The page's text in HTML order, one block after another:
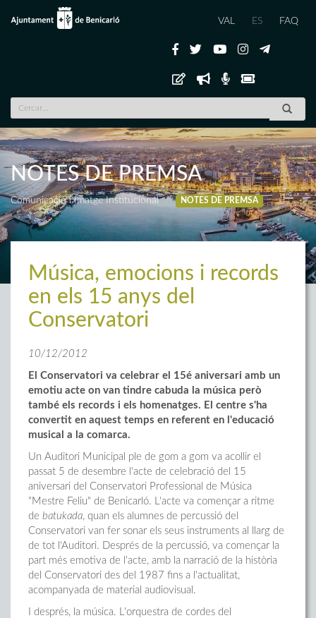
VAL ES FAQ
NOTES DE PREMSA
Comunicació i Imatge Institucional NOTES DE PREMSA
Música, emocions i records
en els 15 anys del
Conservatori
10/12/2012
El Conservatori va celebrar el 15é aniversari amb un
emotiu acte on van tindre cabuda la música però
també els records i els homenatges. El centre s'ha
convertit en aquest temps en referent en l'educació
musical a la comarca.
Un Auditori Municipal ple de gom a gom va acollir el
passat 5 de desembre l'acte de celebració del 15
aniversari del Conservatori Professional de Música
"Mestre Feliu" de Benicarló. L'acte va començar a ritme
de batukada, quan els alumnes de percussió del
Conservatori van fer sonar els seus instruments al llarg de
de tot l'Auditori. Després de la percussió, va començar la
part més emotiva de l'acte, amb la narració de la història
del Conservatori des del 1987 fins a l'actualitat,
acompanyada de material audiovisual.
I després, la música. L'orquestra de cordes del